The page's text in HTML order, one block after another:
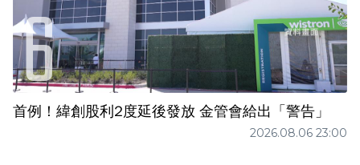
首例！緯創股利2度延後發放 金管會給出「警告」
2026.08.06 23:00